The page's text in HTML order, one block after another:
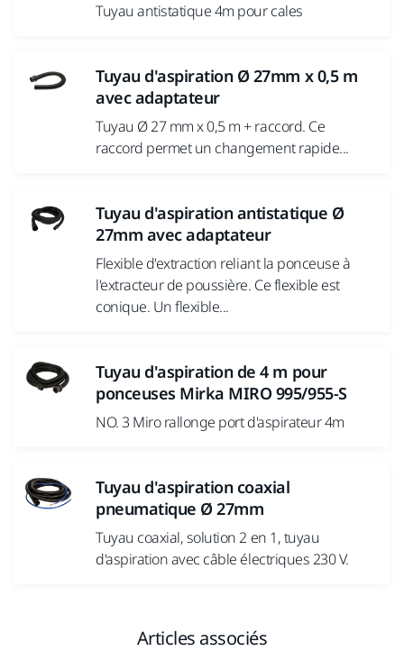
Tuyau antistatique 4m pour cales
Tuyau d'aspiration Ø 27mm x 0,5 m
avec adaptateur
Tuyau Ø 27 mm x 0,5 m + raccord. Ce
raccord permet un changement rapide...
Tuyau d'aspiration antistatique Ø
27mm avec adaptateur
Flexible d'extraction reliant la ponceuse à
l'extracteur de poussière. Ce flexible est
conique. Un flexible...
Tuyau d'aspiration de 4 m pour
ponceuses Mirka MIRO 995/955-S
NO. 3 Miro rallonge port d'aspirateur 4m
Tuyau d'aspiration coaxial
pneumatique Ø 27mm
Tuyau coaxial, solution 2 en 1, tuyau
d'aspiration avec câble électriques 230 V.
Articles associés